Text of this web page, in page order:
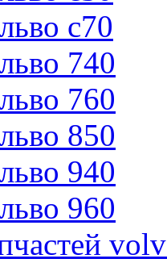
c70
740
760
850
940
960